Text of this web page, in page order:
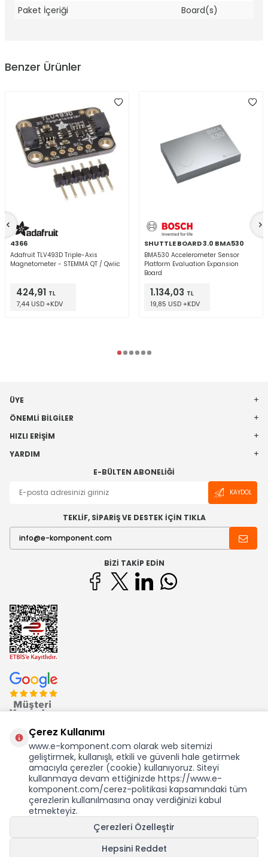
KDV Dahil Birim Fiyat
Paket İçeriği
Board(s)
Benzer Ürünler
4366
Adafruit TLV493D Triple-Axis
Magnetometer - STEMMA QT / Qwiic
424,91 TL
7,44 USD +KDV
SHUTTLE BOARD 3.0 BMA530
BMA530 Accelerometer Sensor
Platform Evaluation Expansion
Board
1.134,03 TL
19,85 USD +KDV
ÜYE
ÖNEMLI BILGILER
HIZLI ERIŞIM
YARDIM
E-BÜLTEN ABONELIĞI
KAYDOL
TEKLİF, SİPARİŞ VE DESTEK İÇİN TIKLA
BIZI TAKIP EDIN
Ekom Elk. Elektronik San. ve Tic. A.Ş.'nin Tescilli Bir Markasıdır
Çerez Kullanımı
www.e-komponent.com olarak web sitemizi
geliştirmek, kullanışlı, etkili ve güvenli hale getirmek
amacıyla çerezler (cookie) kullanıyoruz. Siteyi
kullanmaya devam ettiğinizde https://www.e-
komponent.com/cerez-politikasi kapsamındaki tüm
çerezlerin kullanılmasına onay verdiğinizi kabul
etmekteyiz.
Çerezleri Özelleştir
Hepsini Reddet